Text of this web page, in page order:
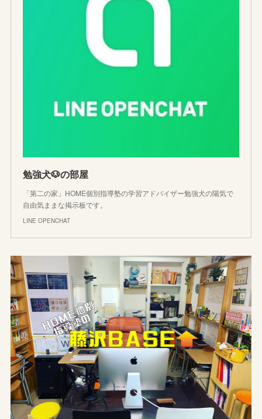
勉強犬🐶の部屋
「第二の家」HOME個別指導塾の学習アドバイザー勉強犬の陽気で
自由気ままな掲示板です。
LINE OPENCHAT